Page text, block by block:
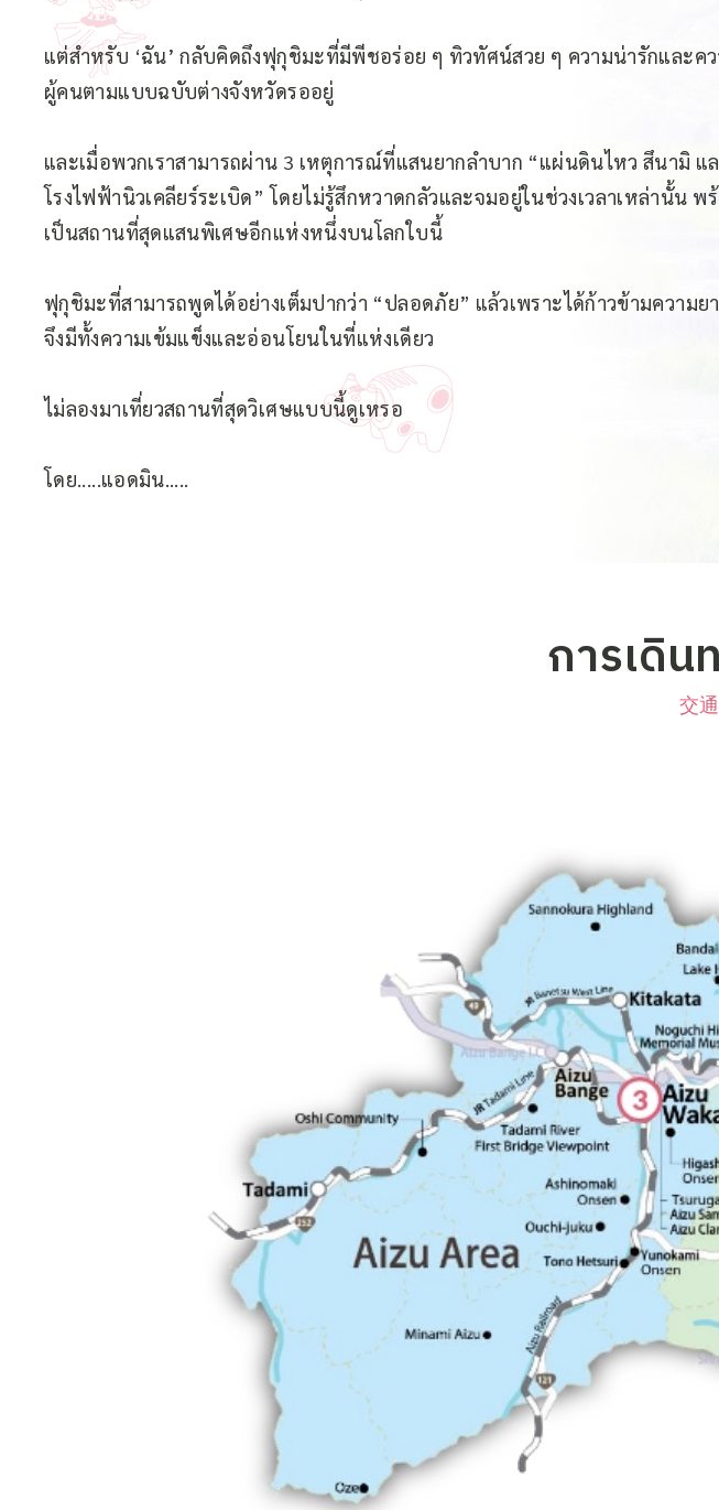
แต่สำหรับ ‘ฉัน’ กลับคิดถึงฟุกุชิมะที่มีพีชอร่อย ๆ ทิวทัศน์สวย ๆ ความน่ารักและค
ผู้คนตามแบบฉบับต่างจังหวัดรออยู่
และเมื่อพวกเราสามารถผ่าน 3 เหตุการณ์ที่แสนยากลำบาก “แผ่นดินไหว สึนามิ แ
โรงไฟฟ้านิวเคลียร์ระเบิด” โดยไม่รู้สึกหวาดกลัวและจมอยู่ในช่วงเวลาเหล่านั้
เป็นสถานที่สุดแสนพิเศษอีกแห่งหนึ่งบนโลกใบนี้
ฟุกุชิมะที่สามารถพูดได้อย่างเต็มปากว่า “ปลอดภัย” แล้วเพราะได้ก้าวข้ามความย
จึงมีทั้งความเข้มแข็งและอ่อนโยนในที่แห่งเดียว
ไม่ลองมาเที่ยวสถานที่สุดวิเศษแบบนี้ดูเหรอ
โดย.....แอดมิน.....
การเดิน
交